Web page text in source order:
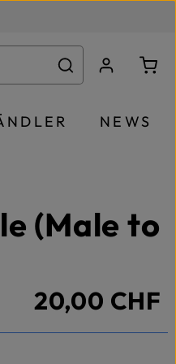
NEWS
(Male to
20,00 CHF